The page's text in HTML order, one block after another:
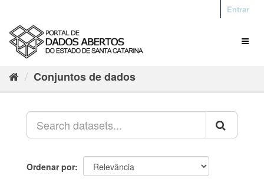
Entrar
Conjuntos de dados
Ordenar por